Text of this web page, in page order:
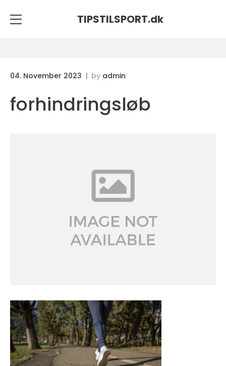
TIPSTILSPORT.dk
04. November 2023 by admin
forhindringsløb